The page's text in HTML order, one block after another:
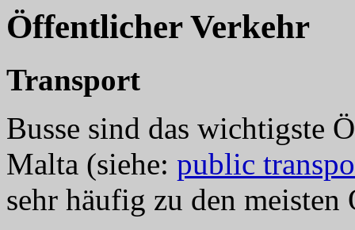
Öffentlicher Verkehr
Transport
Busse sind das wichtigste
Malta (siehe: public
sehr häufig zu den